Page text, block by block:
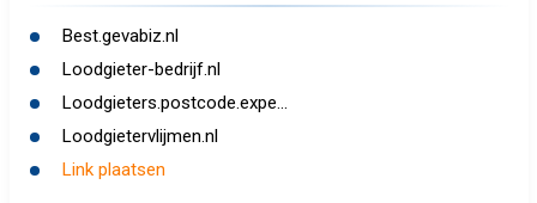
Best.gevabiz.nl
Loodgieter-bedrijf.nl
Loodgieters.postcode.expe...
Loodgietervlijmen.nl
Link plaatsen